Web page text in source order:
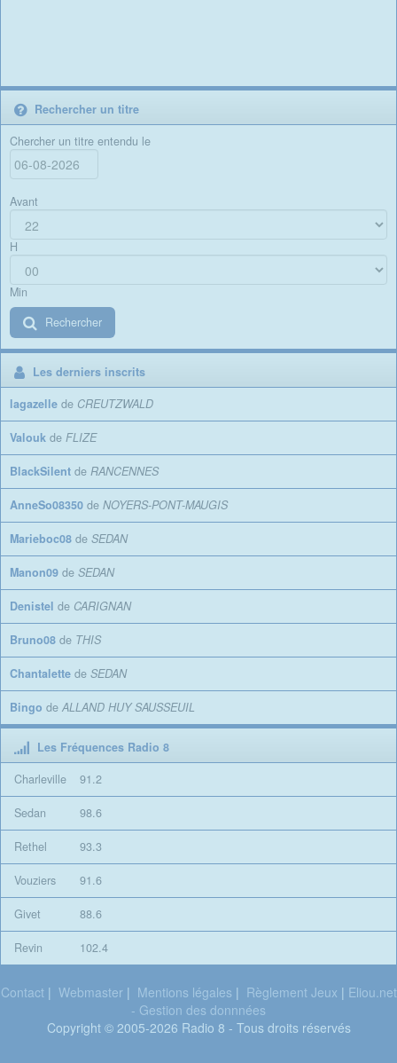
Rechercher un titre
Chercher un titre entendu le
Avant
H
Min
Rechercher
Les derniers inscrits
lagazelle de CREUTZWALD
Valouk de FLIZE
BlackSilent de RANCENNES
AnneSo08350 de NOYERS-PONT-MAUGIS
Marieboc08 de SEDAN
Manon09 de SEDAN
Denistel de CARIGNAN
Bruno08 de THIS
Chantalette de SEDAN
Bingo de ALLAND HUY SAUSSEUIL
Les Fréquences Radio 8
Charleville
91.2
Sedan 98.6
Rethel 93.3
Vouziers 91.6
Givet 88.6
Revin 102.4
Contact| Webmaster| Mentions légales | Règlement Jeux | Eliou.net
- Gestion des donnnées
Copyright © 2005-2026 Radio 8 - Tous droits réservés